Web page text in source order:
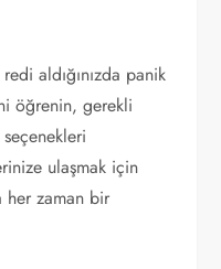
aldığınızda panik
öğrenin, gerekli
ulaşmak için
her zaman bir